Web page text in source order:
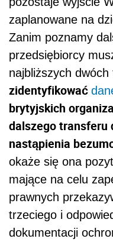
zaplanowane na
Zanim poznamy
przedsiębiorcy
najbliższych
zidentyfikować
brytyjskich
dalszego transferu
nastąpienia
okaże się ona
mające na celu
prawnych
trzeciego i
dokumentacji